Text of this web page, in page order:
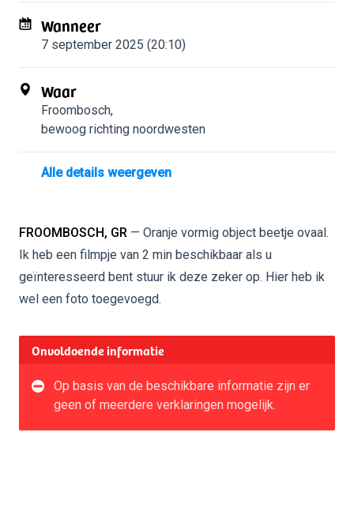
Wanneer
7 september 2025 (20:10)
Waar
Froombosch,
bewoog richting noordwesten
Alle details weergeven
FROOMBOSCH, GR — Oranje vormig object beetje ovaal.
Ik heb een filmpje van 2 min beschikbaar als u
geïnteresseerd bent stuur ik deze zeker op. Hier heb ik
wel een foto toegevoegd.
Onvoldoende informatie
Op basis van de beschikbare informatie zijn er
geen of meerdere verklaringen mogelijk.